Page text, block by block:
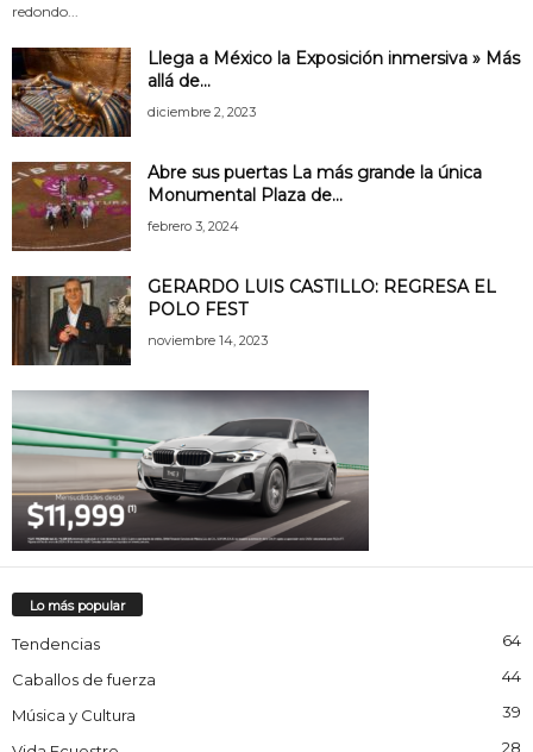
redondo...
Llega a México la Exposición inmersiva » Más
allá de...
diciembre 2, 2023
Abre sus puertas La más grande la única
Monumental Plaza de...
febrero 3, 2024
GERARDO LUIS CASTILLO: REGRESA EL
POLO FEST
noviembre 14, 2023
Lo más popular
Tendencias 64
Caballos de fuerza 44
Música y Cultura 39
28